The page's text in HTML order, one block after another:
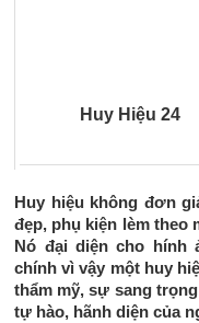
Huy Hiệu 24
Huy hiệukhông đơn
đẹp, phụ kiện lèm
Nó đại diện cho hính
chính vì vậy một huy
thẩm mỹ, sự sang
tự hào, hãnh diện của